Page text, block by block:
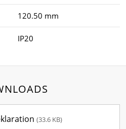
120.50 mm
IP20
(33.6 KB)